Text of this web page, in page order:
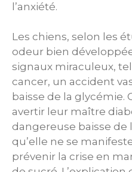
l’anxiété.
Les chiens, selon les
odeur bien
signaux miraculeux,
cancer, un accident
baisse de la glycémie.
avertir leur maître
dangereuse baisse de
qu’elle ne se
prévenir la crise en